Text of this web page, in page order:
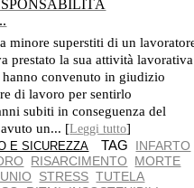
minore superstiti di un
prestato la sua attività lavorativa
convenuto in giudizio
di lavoro per sentirlo
subiti in conseguenza del
un... [Leggi tutto]
E SICUREZZA TAG INFARTO
RISARCIMENTO
MORTE
STRESS TUTELA